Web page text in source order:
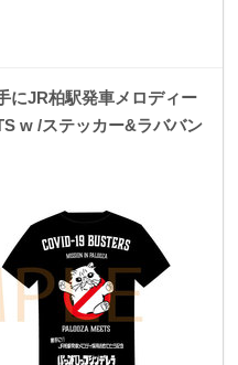
にJR柏駅発車メロディー
w /ステッカー&ラババン